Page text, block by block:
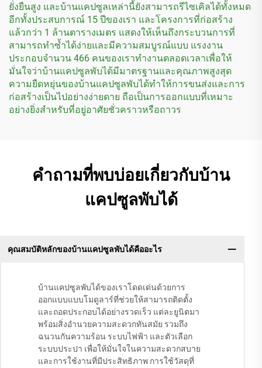
ยั่งยืนสูง และบ้านแคปซูลเหล่านี้ยังสามารถรีไซเคิลได้ทั้งหมด
อีกทั้งประสบการณ์ 15 ปีของเรา และโครงการที่ก่อสร้าง
แล้วกว่า 1 ล้านตารางเมตร แสดงให้เห็นถึงกระบวนการที่
สามารถทำซ้ำได้ง่ายและมีความสมบูรณ์แบบ แรงงาน
ประกอบจำนวน 466 คนของเราทำงานตลอดเวลาเพื่อให้
มั่นใจว่าบ้านแคปซูลพับได้มีมาตรฐานและคุณภาพสูงสุด
ความยืดหยุ่นของบ้านแคปซูลพับได้ทำให้การขนส่งและการ
ก่อสร้างเป็นไปอย่างง่ายดาย ถือเป็นการออกแบบที่เหมาะ
อย่างยิ่งสำหรับที่อยู่อาศัยชั่วคราวหรือถาวร
คำถามที่พบบ่อยเกี่ยวกับบ้าน
แคปซูลพับได้
คุณสมบัติหลักของบ้านแคปซูลพับได้คืออะไร
บ้านแคปซูลพับได้ของเราโดดเด่นด้วยการ
ออกแบบแบบโมดูลาร์ที่ช่วยให้สามารถติดตั้ง
และถอดประกอบได้อย่างรวดเร็ว แต่ละยูนิตมา
พร้อมสิ่งอำนวยความสะดวกทันสมัย รวมถึง
ฉนวนกันความร้อน ระบบไฟฟ้า และตัวเลือก
ระบบประปา เพื่อให้มั่นใจในความสะดวกสบาย
และการใช้งานที่มีประสิทธิภาพ การใช้วัสดุที่